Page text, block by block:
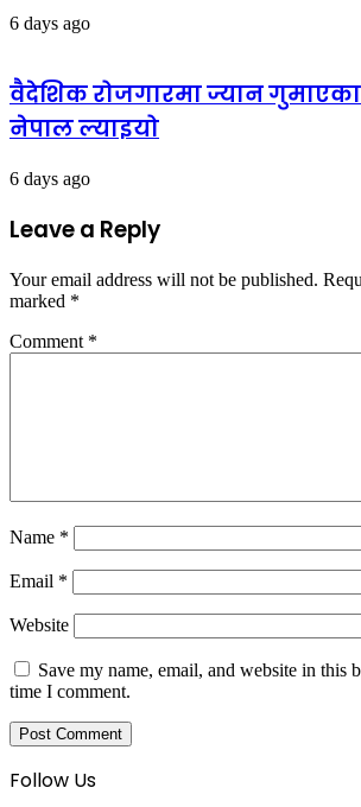
6 days ago
वैदेशिक रोजगारमा ज्यान
नेपाल ल्याइयो
6 days ago
Leave a Reply
Your email address will not be published.
marked *
Comment *
Name *
Email *
Website
Save my name, email, and website in this
time I comment.
Follow Us